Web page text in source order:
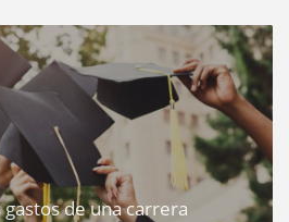
de una carrera